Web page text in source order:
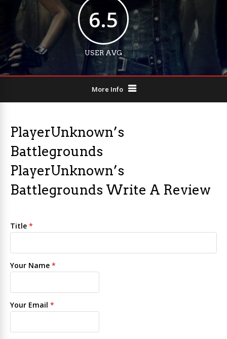
6.5
USER AVG
More Info
PlayerUnknown’s
Battlegrounds
PlayerUnknown’s
Battlegrounds Write A Review
Title *
Your Name *
Your Email *